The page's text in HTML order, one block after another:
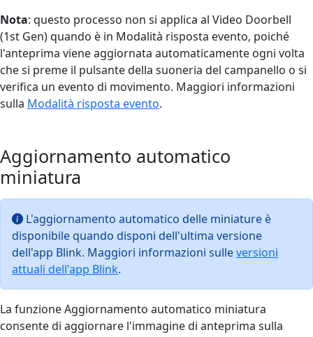
Nota: questo processo non si applica al Video Doorbell
(1st Gen) quando è in Modalità risposta evento, poiché
l'anteprima viene aggiornata automaticamente ogni volta
che si preme il pulsante della suoneria del campanello o si
verifica un evento di movimento. Maggiori informazioni
sulla Modalità risposta evento.
Aggiornamento automatico
miniatura
L'aggiornamento automatico delle miniature è
disponibile quando disponi dell'ultima versione
dell'app Blink. Maggiori informazioni sulleversioni
attuali dell'app Blink.
La funzione Aggiornamento automatico miniatura
consente di aggiornare l'immagine di anteprima sulla